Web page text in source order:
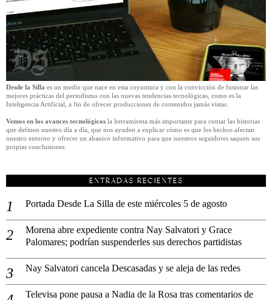
Desde la Silla es un medio que nace en esta coyuntura y con la convicción de fusionar las
mejores prácticas del periodismo con las nuevas tendencias tecnológicas, como es la
Inteligencia Artificial, a fin de ofrecer producciones de contenidos jamás vistas.
Vemos en los avances tecnológicos la herramienta más importante para contar las historias
que definen nuestro día a día, que nos ayuden a explicar cómo es que los hechos afectan
nuestro entorno y ofrecer un abanico informativo para que nuestros seguidores saquen sus
propias conclusiones.
ENTRADAS RECIENTES
Portada Desde La Silla de este miércoles 5 de agosto
Morena abre expediente contra Nay Salvatori y Grace
Palomares; podrían suspenderles sus derechos partidistas
Nay Salvatori cancela Descasadas y se aleja de las redes
Televisa pone pausa a Nadia de la Rosa tras comentarios de